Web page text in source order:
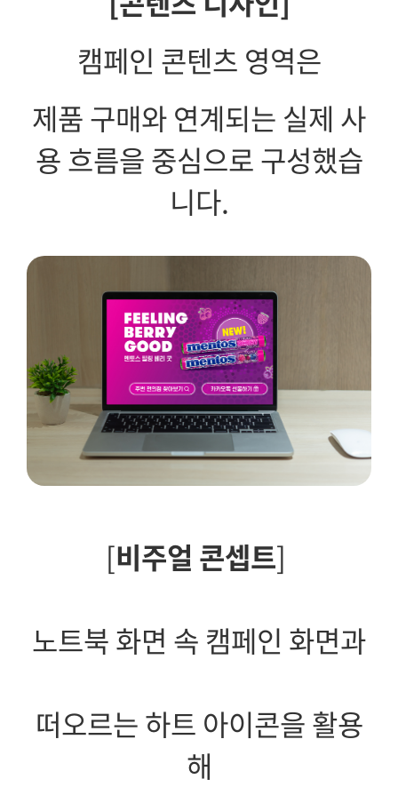
캠페인 콘텐츠 영역은
제품 구매와 연계되는 실제 사
용 흐름을 중심으로 구성했습
니다.
[비주얼 콘셉트]
노트북 화면 속 캠페인 화면과
떠오르는 하트 아이콘을 활용
해